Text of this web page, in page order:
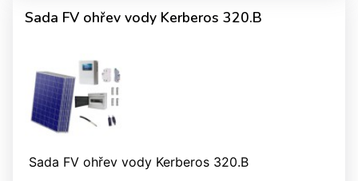
Sada FV ohřev vody Kerberos 320.B
Sada FV ohřev vody Kerberos 320.B